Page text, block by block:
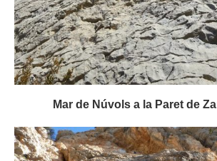
Mar de Núvols a la Paret de